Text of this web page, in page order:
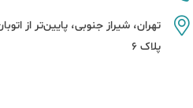
پلاک 6